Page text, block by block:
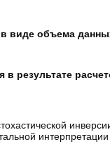
виде объема
результате